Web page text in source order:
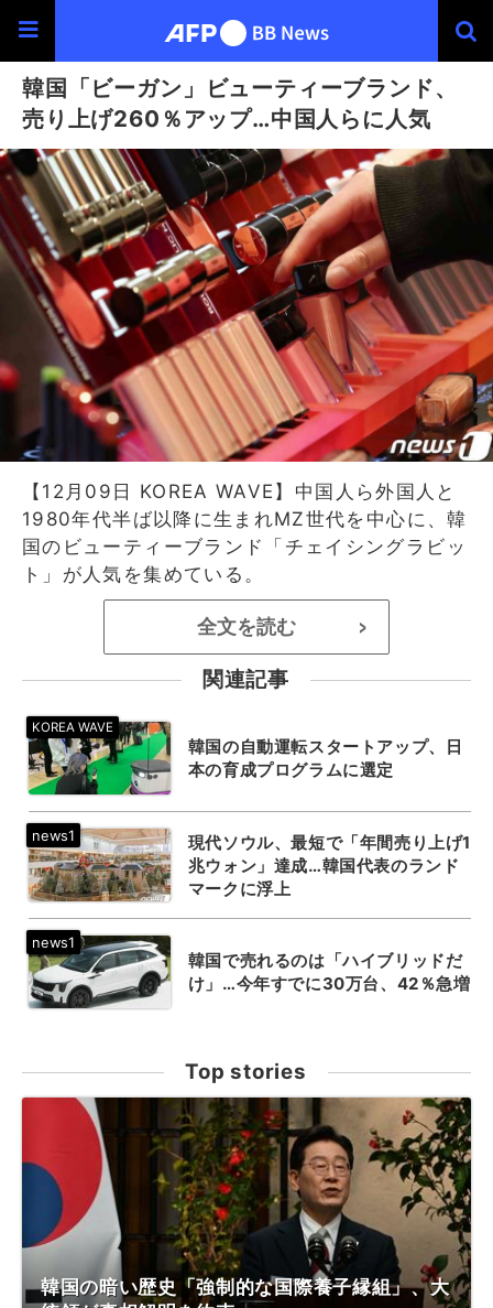
韓国「ビーガン」ビューティーブランド、
売り上げ260％アップ…中国人らに人気
【12月09日 KOREA WAVE】中国人ら外国人と
1980年代半ば以降に生まれMZ世代を中心に、韓
国のビューティーブランド「チェイシングラビッ
ト」が人気を集めている。
全文を読む >
関連記事
韓国の自動運転スタートアップ、日
本の育成プログラムに選定
現代ソウル、最短で「年間売り上げ1
兆ウォン」達成…韓国代表のランド
マークに浮上
韓国で売れるのは「ハイブリッドだ
け」…今年すでに30万台、42％急増
Top stories
韓国の暗い歴史「強制的な国際養子縁組」、大